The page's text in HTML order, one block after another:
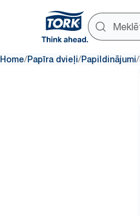
Home/Papīra dvieļi/Papildinājumi/